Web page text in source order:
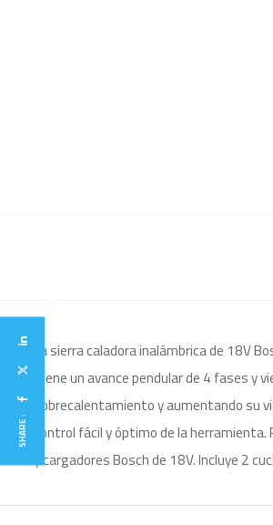
La sierra caladora inalámbrica de 18V
Tiene un avance pendular de 4 fases
sobrecalentamiento y aumentando su
control fácil y óptimo de la
y cargadores Bosch de 18V. Incluye 2
SHARE :